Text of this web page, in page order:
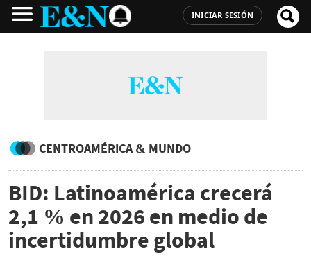
INICIAR SESIÓN
CENTROAMÉRICA & MUNDO
BID: Latinoamérica crecerá
2,1 % en 2026 en medio de
incertidumbre global